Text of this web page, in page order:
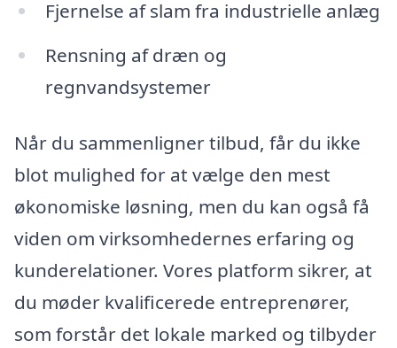
Fjernelse af slam fra industrielle anlæg
Rensning af dræn og
regnvandsystemer
Når du sammenligner tilbud, får du ikke
blot mulighed for at vælge den mest
økonomiske løsning, men du kan også få
viden om virksomhedernes erfaring og
kunderelationer. Vores platform sikrer, at
du møder kvalificerede entreprenører,
som forstår det lokale marked og tilbyder